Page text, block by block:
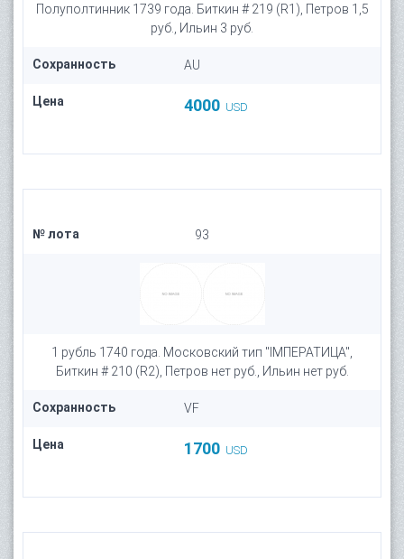
Полуполтинник 1739 года. Биткин # 219 (R1), Петров 1,5
руб., Ильин 3 руб.
Сохранность AU
Цена 4000 USD
№ лота 93
1 рубль 1740 года. Московский тип "IМПЕРАТИЦА",
Биткин # 210 (R2), Петров нет руб., Ильин нет руб.
Сохранность VF
Цена 1700 USD